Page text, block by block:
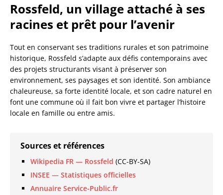
Rossfeld, un village attaché à ses
racines et prêt pour l’avenir
Tout en conservant ses traditions rurales et son patrimoine
historique, Rossfeld s’adapte aux défis contemporains avec
des projets structurants visant à préserver son
environnement, ses paysages et son identité. Son ambiance
chaleureuse, sa forte identité locale, et son cadre naturel en
font une commune où il fait bon vivre et partager l’histoire
locale en famille ou entre amis.
Sources et références
Wikipedia FR — Rossfeld (CC-BY-SA)
INSEE — Statistiques officielles
Annuaire Service-Public.fr